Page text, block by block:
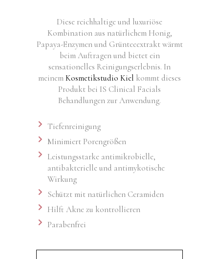
Diese reichhaltige und luxuriöse
Kombination aus natürlichem Honig,
Papaya-Enzymen und Grünteeextrakt wärmt
beim Auftragen und bietet ein
sensationelles Reinigungserlebnis. In
meinemKosmetikstudio Kiel kommt dieses
Produkt bei IS Clinical Facials
Behandlungen zur Anwendung.
Tiefenreinigung
Minimiert Porengrößen
Leistungsstarke antimikrobielle,
antibakterielle und antimykotische
Wirkung
Schützt mit natürlichen Ceramiden
Hilft Akne zu kontrollieren
Parabenfrei